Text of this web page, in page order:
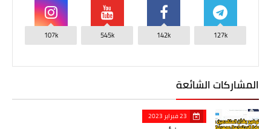
127k
142k
545k
107k
المشاركات الشائعة
23 فبراير 2023